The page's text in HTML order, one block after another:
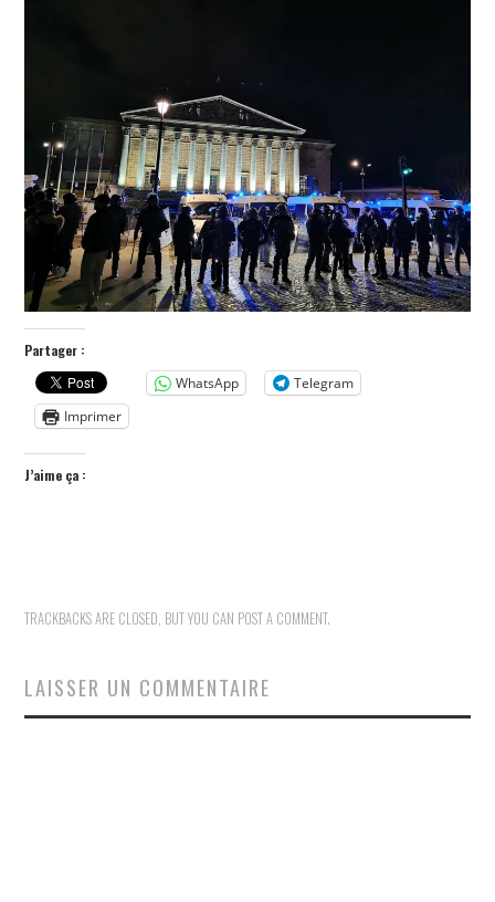
CULTURE
SPORT
Partager :
WhatsApp
Telegram
Imprimer
J’aime ça :
TRACKBACKS ARE CLOSED, BUT YOU CAN POST A COMMENT.
LAISSER UN COMMENTAIRE